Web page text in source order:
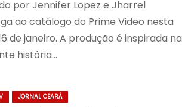
por Jennifer Lopez e Jharrel
ao catálogo do Prime Video nesta
de janeiro. A produção é inspirada na
história…
JORNAL CEARÁ